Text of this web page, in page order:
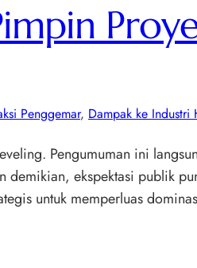
Penggemar, Dampak ke Industri
Pengumuman ini
ekspektasi publik
untuk memperluas